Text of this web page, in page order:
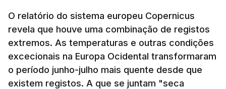
O relatório do sistema europeu Copernicus
revela que houve uma combinação de registos
extremos. As temperaturas e outras condições
excecionais na Europa Ocidental transformaram
o período junho-julho mais quente desde que
existem registos. A que se juntam "seca